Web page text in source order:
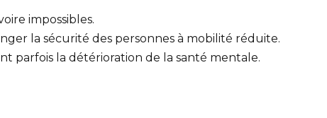
impossibles.
la sécurité des personnes à mobilité réduite.
parfois la détérioration de la santé mentale.